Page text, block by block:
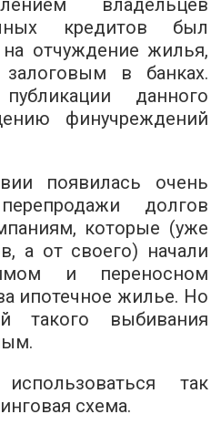
владельцев
кредитов был
отчуждение жилья,
залоговым в банках.
данного
финучреждений
появилась очень
долгов
которые (уже
а от своего) начали
и переносном
ипотечное жилье. Но
такого выбивания
так
схема.